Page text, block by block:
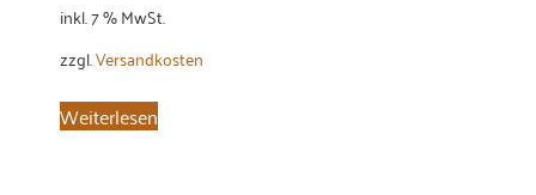
inkl. 7 % MwSt.
zzgl.Versandkosten
Weiterlesen